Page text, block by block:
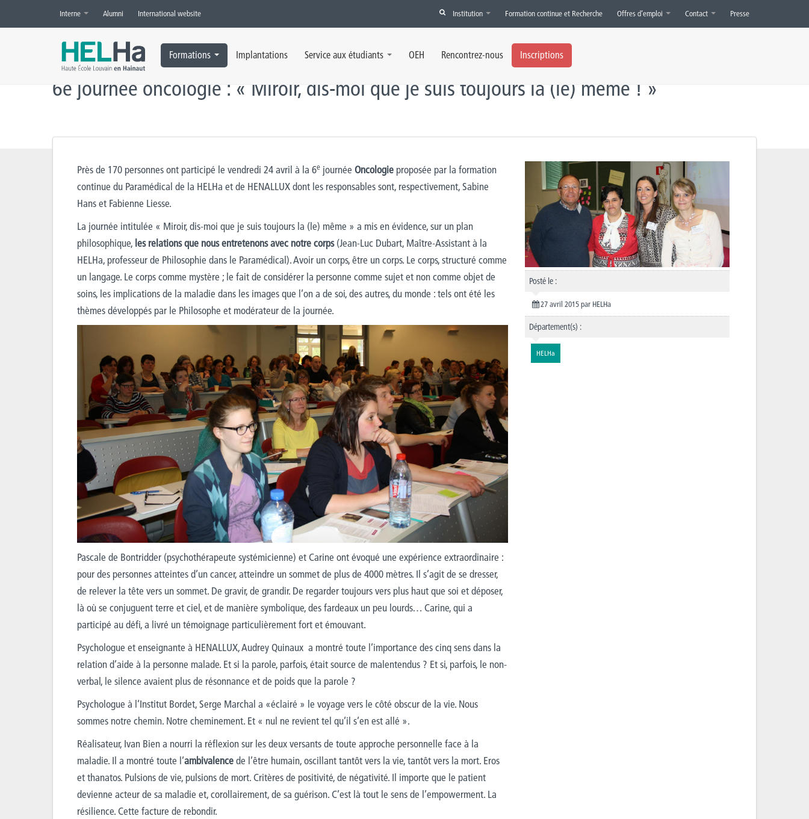
Interne Alumni International website Institution Formation continue et Recherche Offres d’emploi Contact Presse
Formations Implantations Service aux étudiants OEH Rencontrez-nous Inscriptions
Accueil » Actualités » HELHa » 6e journée oncologie : "Miroir, dis-moi que je suis toujours la (le) même !"
6e journée oncologie : « Miroir, dis-moi que je suis toujours la (le) même ! »
Près de 170 personnes ont participé le vendredi 24 avril à la 6e journée Oncologieproposée par la formation
continue du Paramédical de la HELHa et de HENALLUX dont les responsables sont, respectivement, Sabine
Hans et Fabienne Liesse.
La journée intitulée « Miroir, dis-moi que je suis toujours la (le) même » a mis en évidence, sur un plan
philosophique, les relations que nous entretenons avec notre corps(Jean-Luc Dubart, Maître-Assistant à la
HELHa, professeur de Philosophie dans le Paramédical). Avoir un corps, être un corps. Le corps, structuré comme
un langage. Le corps comme mystère ; le fait de considérer la personne comme sujet et non comme objet de
soins, les implications de la maladie dans les images que l’on a de soi, des autres, du monde : tels ont été les
thèmes développés par le Philosophe et modérateur de la journée.
Pascale de Bontridder (psychothérapeute systémicienne) et Carine ont évoqué une expérience extraordinaire :
pour des personnes atteintes d’un cancer, atteindre un sommet de plus de 4000 mètres. Il s’agit de se dresser,
de relever la tête vers un sommet. De gravir, de grandir. De regarder toujours vers plus haut que soi et déposer,
là où se conjuguent terre et ciel, et de manière symbolique, des fardeaux un peu lourds… Carine, qui a
participé au défi, a livré un témoignage particulièrement fort et émouvant.
Psychologue et enseignante à HENALLUX, Audrey Quinaux a montré toute l’importance des cinq sens dans la
relation d’aide à la personne malade. Et si la parole, parfois, était source de malentendus ? Et si, parfois, le non-
verbal, le silence avaient plus de résonnance et de poids que la parole ?
Psychologue à l’Institut Bordet, Serge Marchal a «éclairé » le voyage vers le côté obscur de la vie. Nous
sommes notre chemin. Notre cheminement. Et « nul ne revient tel qu’il s’en est allé ».
Réalisateur, Ivan Bien a nourri la réflexion sur les deux versants de toute approche personnelle face à la
maladie. Il a montré toute l’ambivalencede l’être humain, oscillant tantôt vers la vie, tantôt vers la mort. Eros
et thanatos. Pulsions de vie, pulsions de mort. Critères de positivité, de négativité. Il importe que le patient
devienne acteur de sa maladie et, corollairement, de sa guérison. C’est là tout le sens de l’empowerment. La
résilience. Cette facture de rebondir.
Posté le :
27 avril 2015par HELHa
Département(s) :
HELHa